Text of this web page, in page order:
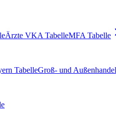
Ärzte VKA TabelleMFA Tabelle
TabelleGroß- und